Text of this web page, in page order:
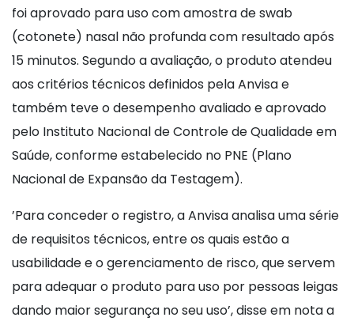
foi aprovado para uso com amostra de swab
(cotonete) nasal não profunda com resultado após
15 minutos. Segundo a avaliação, o produto atendeu
aos critérios técnicos definidos pela Anvisa e
também teve o desempenho avaliado e aprovado
pelo Instituto Nacional de Controle de Qualidade em
Saúde, conforme estabelecido no PNE (Plano
Nacional de Expansão da Testagem).
’Para conceder o registro, a Anvisa analisa uma série
de requisitos técnicos, entre os quais estão a
usabilidade e o gerenciamento de risco, que servem
para adequar o produto para uso por pessoas leigas
dando maior segurança no seu uso’, disse em nota a